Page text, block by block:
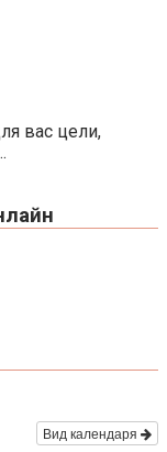
вас цели,
Вид календаря